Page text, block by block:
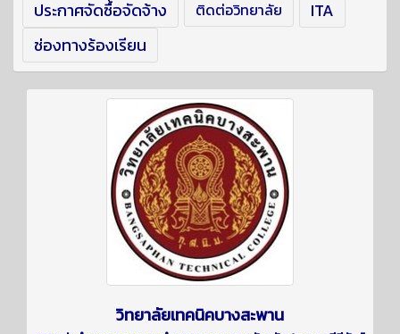
ประกาศจัดซื้อจัดจ้าง
ติดต่อวิทยาลัย
ITA
ช่องทางร้องเรียน
วิทยาลัยเทคนิคบางสะพาน